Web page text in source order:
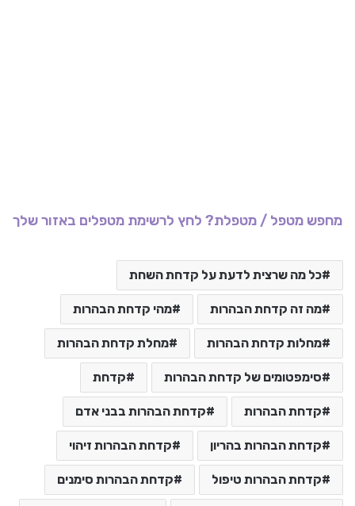
מחפש מטפל / מטפלת? לחץ לרשימת מטפלים באזור שלך
כל מה שרצית לדעת על קדחת השחת
מה זה קדחת הבהרות מהי קדחת הבהרות
מחלות קדחת הבהרות מחלת קדחת הבהרות
סימפטומים של קדחת הבהרות קדחת
קדחת הבהרות קדחת הבהרות בבני אדם
קדחת הבהרות בהריון קדחת הבהרות זיהוי
קדחת הבהרות טיפול קדחת הבהרות סימנים